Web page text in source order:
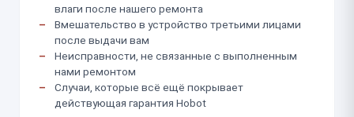
влаги после нашего ремонта
Вмешательство в устройство третьими лицами
после выдачи вам
Неисправности, не связанные с выполненным
нами ремонтом
Случаи, которые всё ещё покрывает
действующая гарантия Hobot